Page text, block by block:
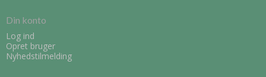
Din konto
Log ind
Opret bruger
Nyhedstilmelding